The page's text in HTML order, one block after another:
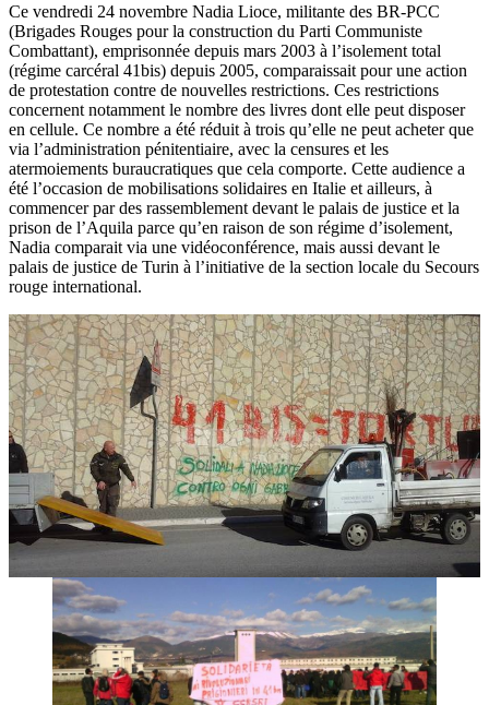
Ce vendredi 24 novembre Nadia Lioce, militante des BR-PCC
(Brigades Rouges pour la construction du Parti Communiste
Combattant), emprisonnée depuis mars 2003 à l’isolement total
(régime carcéral 41bis) depuis 2005, comparaissait pour une action
de protestation contre de nouvelles restrictions. Ces restrictions
concernent notamment le nombre des livres dont elle peut disposer
en cellule. Ce nombre a été réduit à trois qu’elle ne peut acheter que
via l’administration pénitentiaire, avec la censures et les
atermoiements buraucratiques que cela comporte. Cette audience a
été l’occasion de mobilisations solidaires en Italie et ailleurs, à
commencer par des rassemblement devant le palais de justice et la
prison de l’Aquila parce qu’en raison de son régime d’isolement,
Nadia comparait via une vidéoconférence, mais aussi devant le
palais de justice de Turin à l’initiative de la section locale du Secours
rouge international.